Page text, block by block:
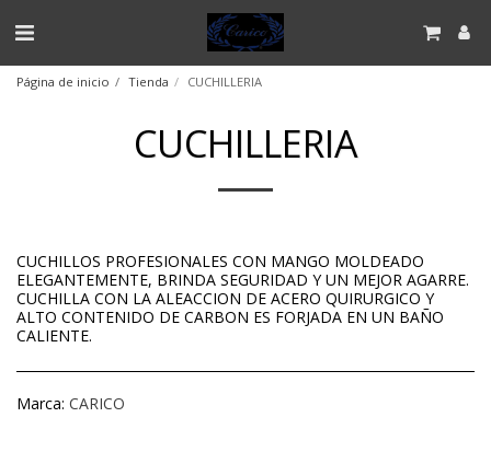
Página de inicio Tienda CUCHILLERIA
CUCHILLERIA
CUCHILLOS PROFESIONALES CON MANGO MOLDEADO
ELEGANTEMENTE, BRINDA SEGURIDAD Y UN MEJOR AGARRE.
CUCHILLA CON LA ALEACCION DE ACERO QUIRURGICO Y
ALTO CONTENIDO DE CARBON ES FORJADA EN UN BAÑO
CALIENTE.
Marca: CARICO